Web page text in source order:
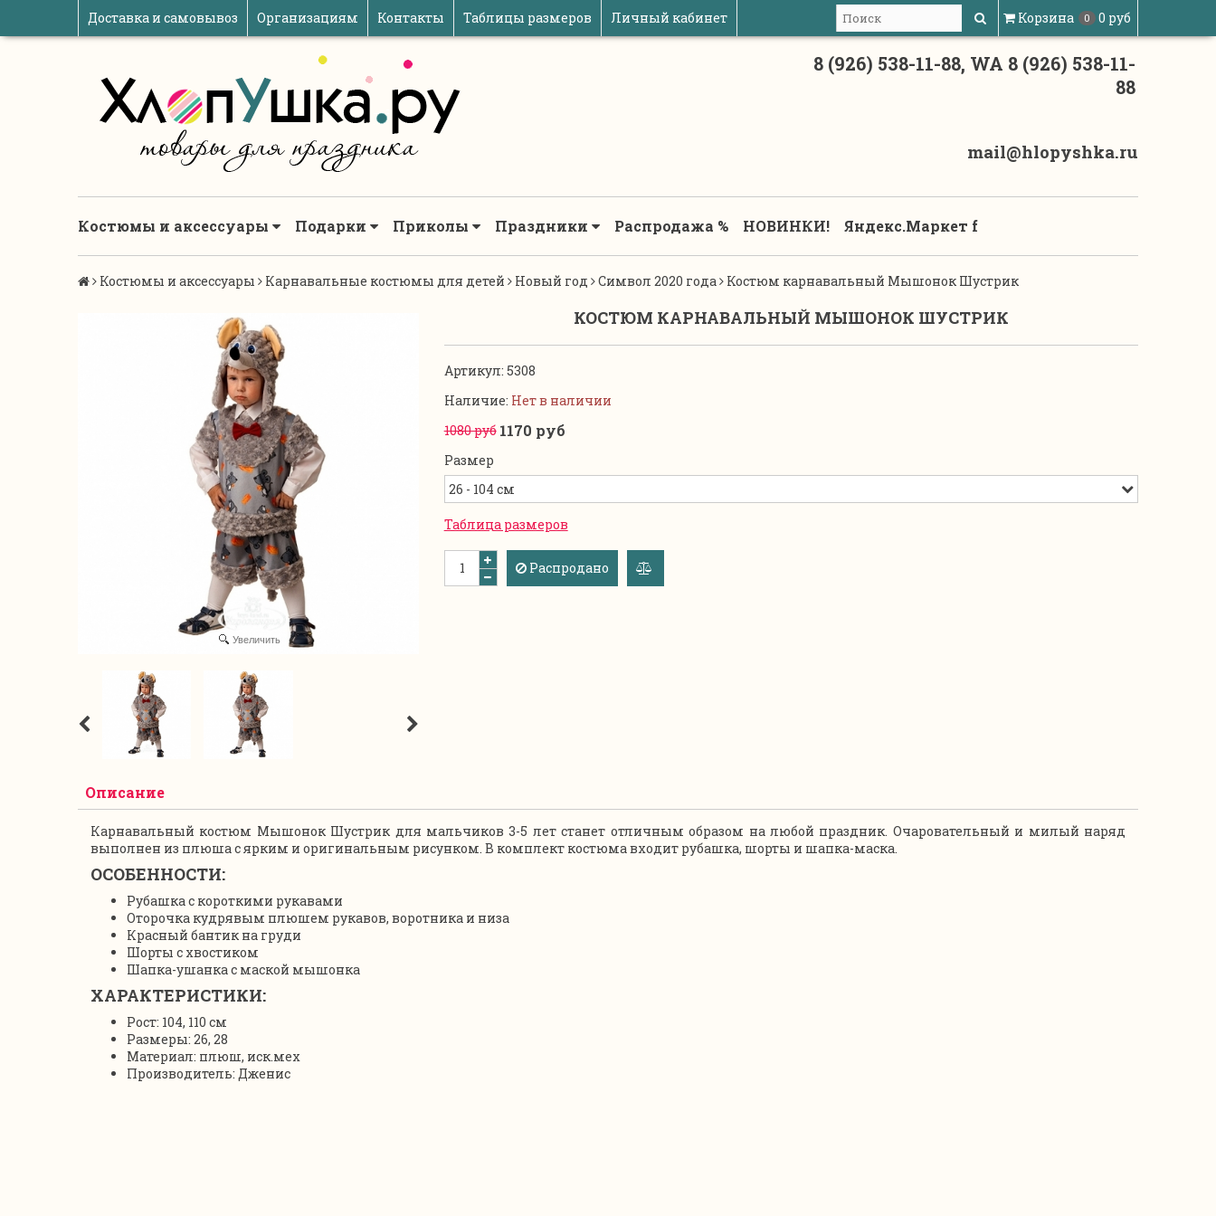
Доставка и самовывоз Организациям Контакты Таблицы размеров Личный кабинет Корзина 0 0 руб
8 (926) 538-11-88, WA 8 (926) 538-11-
88
mail@hlopyshka.ru
Костюмы и аксессуары Подарки Приколы Праздники Распродажа % НОВИНКИ! Яндекс.Маркет f
Костюмы и аксессуары Карнавальные костюмы для детей Новый год Символ 2020 года Костюм карнавальный Мышонок Шустрик
Увеличить
КОСТЮМ КАРНАВАЛЬНЫЙ МЫШОНОК ШУСТРИК
Артикул: 5308
Наличие: Нет в наличии
1080 руб 1170 руб
Размер
Таблица размеров
Распродано
Описание
Карнавальный костюм Мышонок Шустрик для мальчиков 3-5 лет станет отличным образом на любой праздник. Очаровательный и милый наряд
выполнен из плюша с ярким и оригинальным рисунком. В комплект костюма входит рубашка, шорты и шапка-маска.
ОСОБЕННОСТИ:
Рубашка с короткими рукавами
Оторочка кудрявым плюшем рукавов, воротника и низа
Красный бантик на груди
Шорты с хвостиком
Шапка-ушанка с маской мышонка
ХАРАКТЕРИСТИКИ:
Рост: 104, 110 см
Размеры: 26, 28
Материал: плюш, иск.мех
Производитель: Дженис